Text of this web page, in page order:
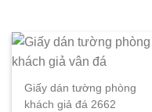
Giấy dán tường phòng
khách giả đá 2662